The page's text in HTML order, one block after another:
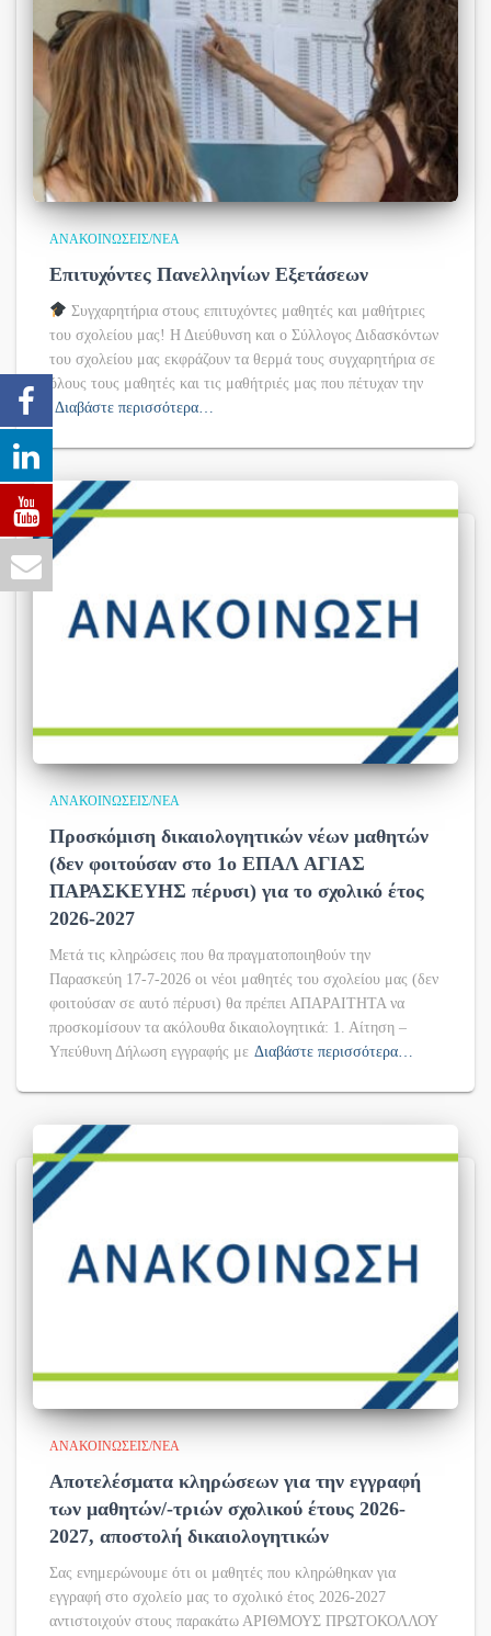
ΑΝΑΚΟΙΝΏΣΕΙΣ/ΝΈΑ
Επιτυχόντες Πανελληνίων Εξετάσεων
Συγχαρητήρια στους επιτυχόντες μαθητές και μαθήτριες
του σχολείου μας! Η Διεύθυνση και ο Σύλλογος Διδασκόντων
του σχολείου μας εκφράζουν τα θερμά τους συγχαρητήρια σε
όλους τους μαθητές και τις μαθήτριές μας που πέτυχαν την
Διαβάστε περισσότερα…
ΑΝΑΚΟΙΝΏΣΕΙΣ/ΝΈΑ
Προσκόμιση δικαιολογητικών νέων μαθητών
(δεν φοιτούσαν στο 1ο ΕΠΑΛ ΑΓΙΑΣ
ΠΑΡΑΣΚΕΥΗΣ πέρυσι) για το σχολικό έτος
2026-2027
Μετά τις κληρώσεις που θα πραγματοποιηθούν την
Παρασκεύη 17-7-2026 οι νέοι μαθητές του σχολείου μας (δεν
φοιτούσαν σε αυτό πέρυσι) θα πρέπει ΑΠΑΡΑΙΤΗΤΑ να
προσκομίσουν τα ακόλουθα δικαιολογητικά: 1. Αίτηση –
Υπεύθυνη Δήλωση εγγραφής με Διαβάστε περισσότερα…
ΑΝΑΚΟΙΝΏΣΕΙΣ/ΝΈΑ
Αποτελέσματα κληρώσεων για την εγγραφή
των μαθητών/-τριών σχολικού έτους 2026-
2027, αποστολή δικαιολογητικών
Σας ενημερώνουμε ότι οι μαθητές που κληρώθηκαν για
εγγραφή στο σχολείο μας το σχολικό έτος 2026-2027
αντιστοιχούν στους παρακάτω ΑΡΙΘΜΟΥΣ ΠΡΩΤΟΚΟΛΛΟΥ